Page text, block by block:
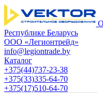
Республике Беларусь
ООО «Легионтрейд»
info@legiontrade.by
Каталог
+375(44)737-23-38
+375(33)335-64-70
+375(17)510-64-70